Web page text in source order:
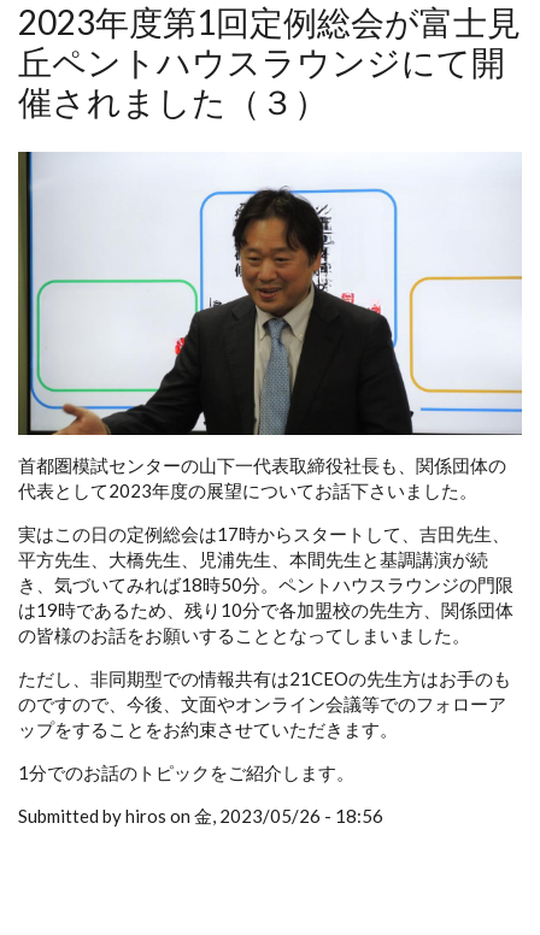
2023年度第1回定例総会が富士見
丘ペントハウスラウンジにて開
催されました（３）
首都圏模試センターの山下一代表取締役社長も、関係団体の
代表として2023年度の展望についてお話下さいました。
実はこの日の定例総会は17時からスタートして、吉田先生、
平方先生、大橋先生、児浦先生、本間先生と基調講演が続
き、気づいてみれば18時50分。ペントハウスラウンジの門限
は19時であるため、残り10分で各加盟校の先生方、関係団体
の皆様のお話をお願いすることとなってしまいました。
ただし、非同期型での情報共有は21CEOの先生方はお手のも
のですので、今後、文面やオンライン会議等でのフォローア
ップをすることをお約束させていただきます。
1分でのお話のトピックをご紹介します。
Submitted by hiros on 金, 2023/05/26 - 18:56